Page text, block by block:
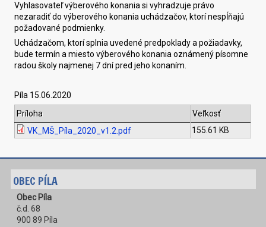
Vyhlasovateľ výberového konania si vyhradzuje právo
nezaradiť do výberového konania uchádzačov, ktorí nespĺňajú
požadované podmienky.
Uchádzačom, ktorí splnia uvedené predpoklady a požiadavky,
bude termín a miesto výberového konania oznámený písomne
radou školy najmenej 7 dní pred jeho konaním.
Píla 15.06.2020
Príloha
Veľkosť
VK_MŠ_Píla_2020_v1.2.pdf
155.61 KB
OBEC PÍLA
Obec Píla
č.d. 68
900 89 Píla